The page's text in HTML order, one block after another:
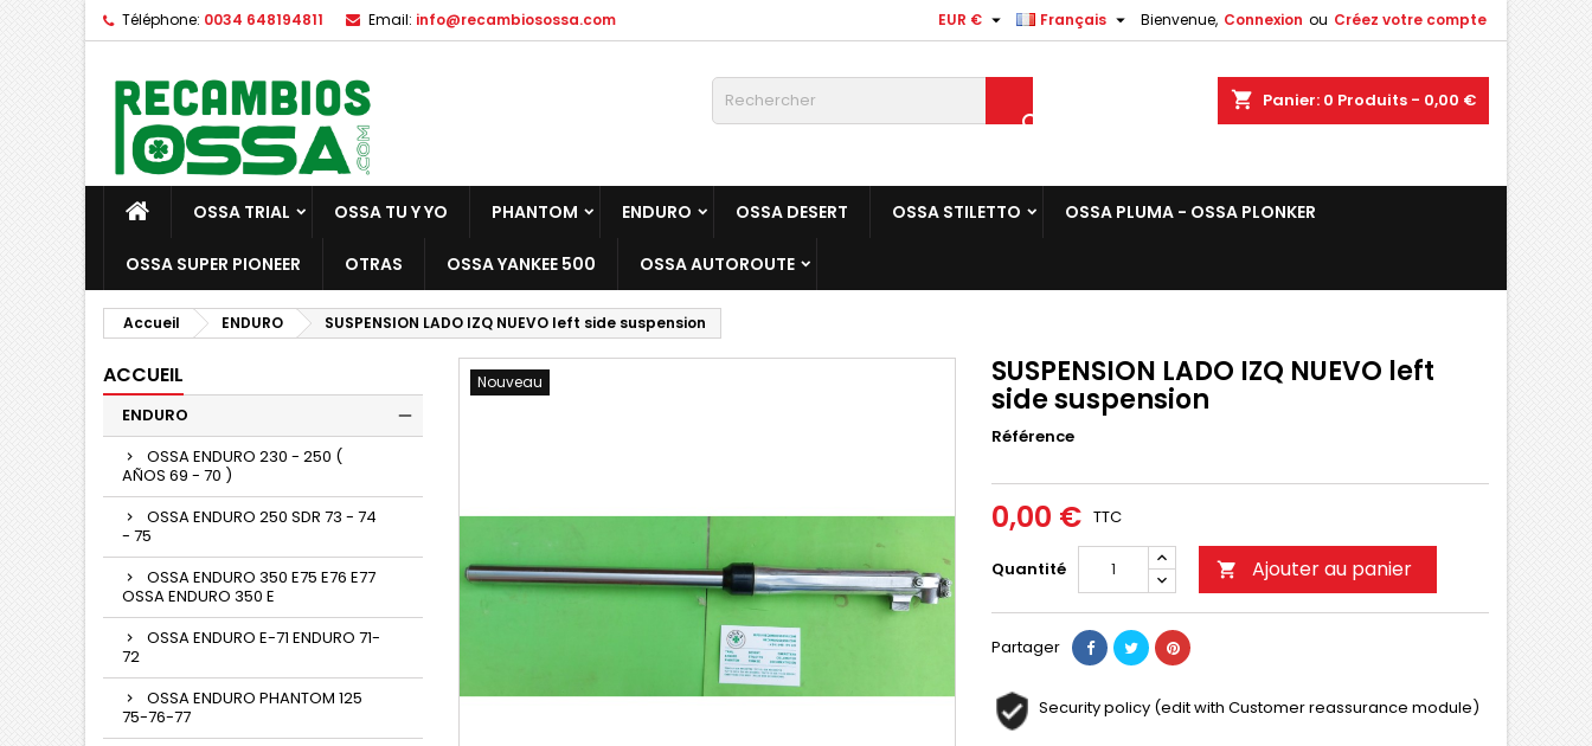
Téléphone: 0034 648194811 Email: info@recambiosossa.com Bienvenue, Connexion ou Créez votre compte
Français 
EUR € 
shopping_cart Panier: 0 Produits - 0,00 €

OSSA TRIAL OSSA TU Y YO PHANTOM ENDURO OSSA DESERT OSSA STILETTO OSSA PLUMA - OSSA PLONKER
OSSA SUPER PIONEER OTRAS OSSA YANKEE 500 OSSA AUTOROUTE
Accueil ENDURO SUSPENSION LADO IZQ NUEVO left side suspension
ACCUEIL
ENDURO
OSSA ENDURO 230 - 250 (
AÑOS 69 - 70 )
OSSA ENDURO 250 SDR 73 - 74
- 75
OSSA ENDURO 350 E75 E76 E77
OSSA ENDURO 350 E
OSSA ENDURO E-71 ENDURO 71-
72
OSSA ENDURO PHANTOM 125
75-76-77
Nouveau SUSPENSION LADO IZQ NUEVO left
side suspension
Référence
0,00 € TTC
Quantité  Ajouter au panier
Partager
Security policy (edit with Customer reassurance module)